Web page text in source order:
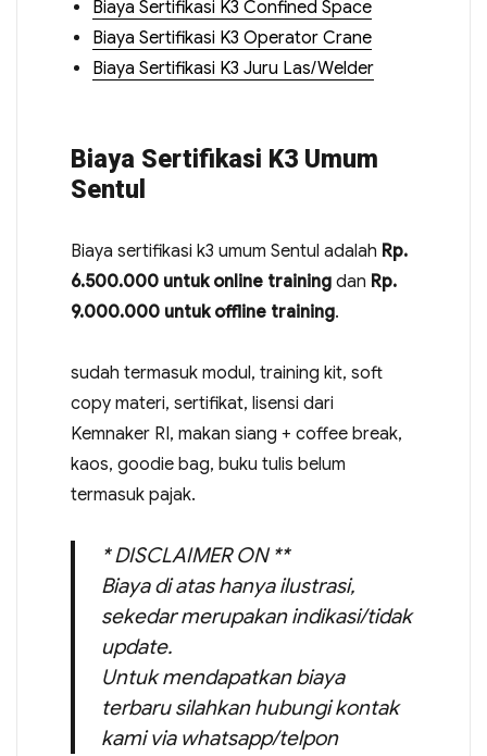
Biaya Sertifikasi K3 Confined Space
Biaya Sertifikasi K3 Operator Crane
Biaya Sertifikasi K3 Juru Las/Welder
Biaya Sertifikasi K3 Umum
Sentul
Biaya sertifikasi k3 umum Sentul adalah Rp.
6.500.000 untuk online trainingdan Rp.
9.000.000 untuk offline training.
sudah termasuk modul, training kit, soft
copy materi, sertifikat, lisensi dari
Kemnaker RI, makan siang + coffee break,
kaos, goodie bag, buku tulis belum
termasuk pajak.
* DISCLAIMER ON **
Biaya di atas hanya ilustrasi,
sekedar merupakan indikasi/tidak
update.
Untuk mendapatkan biaya
terbaru silahkan hubungi kontak
kami via whatsapp/telpon